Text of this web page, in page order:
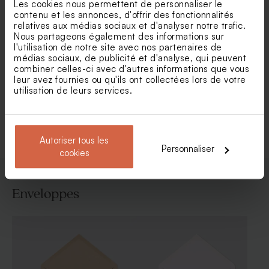
Les cookies nous permettent de personnaliser le
contenu et les annonces, d'offrir des fonctionnalités
relatives aux médias sociaux et d'analyser notre trafic.
Nous partageons également des informations sur
l'utilisation de notre site avec nos partenaires de
médias sociaux, de publicité et d'analyse, qui peuvent
combiner celles-ci avec d'autres informations que vous
leur avez fournies ou qu'ils ont collectées lors de votre
utilisation de leurs services.
Autoriser tous les
cookies
Personnaliser
Faire part naissance renard
et compagnie
Faire part naissance carré
animaux de la forêt
Voir toute la collection Faire-part naissance
Enveloppes